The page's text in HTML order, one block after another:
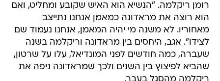
מאחוריו. לא משנה מי יהיה המאמן, אנחנו נעמוד שם
לצידו". אגב, היחסים בין מראדונה וריקלמה בשנה
שעברה, כמה חודשים לפני המונדיאל, עלו על שרטון,
שהביא לפיצוץ בין השנים ולכך שמראדונה ניפה את
ריקלמה מהסגל בעבר.